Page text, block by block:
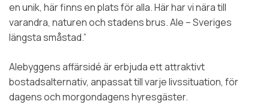
en unik, här finns en plats för alla. Här har vi nära till
varandra, naturen och stadens brus. Ale – Sveriges
längsta småstad.”
Alebyggens affärsidé är erbjuda ett attraktivt
bostadsalternativ, anpassat till varje livssituation, för
dagens och morgondagens hyresgäster.